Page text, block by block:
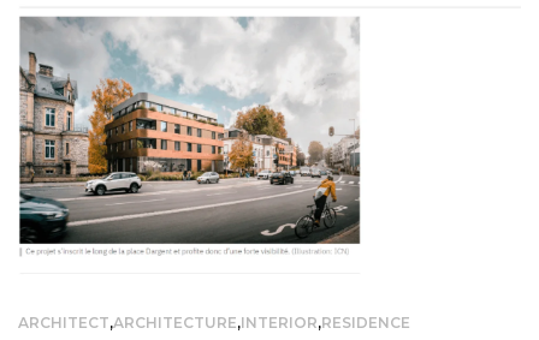
ARCHITECT,ARCHITECTURE,INTERIOR,RESIDENCE